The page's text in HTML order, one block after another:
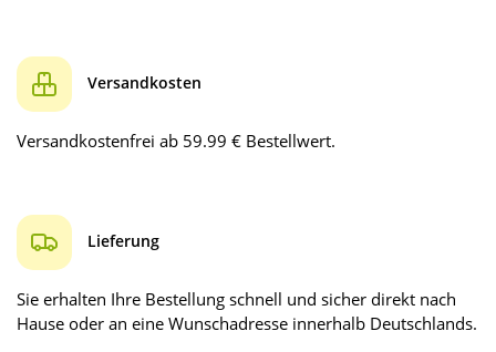
Versandkosten
Versandkostenfrei ab 59.99 € Bestellwert.
Lieferung
Sie erhalten Ihre Bestellung schnell und sicher direkt nach
Hause oder an eine Wunschadresse innerhalb Deutschlands.